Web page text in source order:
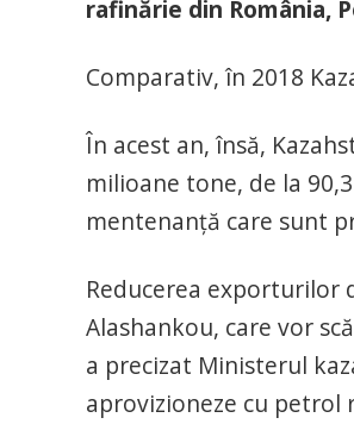
rafinărie din România,
Comparativ, în 2018
În acest an, însă,
milioane tone, de la
mentenanţă care sunt
Reducerea exporturilor
Alashankou, care vor
a precizat Ministerul
aprovizioneze cu petrol